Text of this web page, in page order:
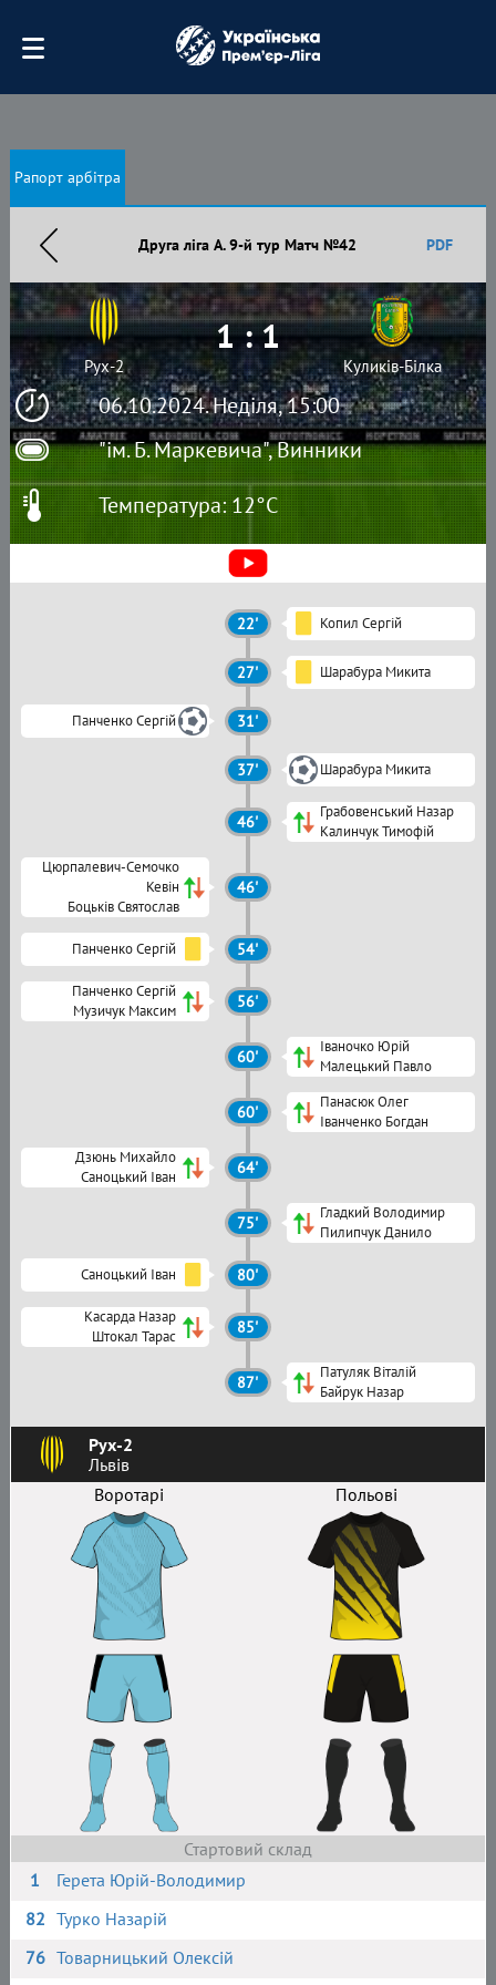
Рапорт арбітра
Друга ліга А. 9-й тур Матч №42 PDF
06.10.2024. Неділя, 15:00
"ім. Б. Маркевича", Винники
Рух-2
1 : 1
Куликів-Білка
Температура: 12°C
Рух-2
Львів
Воротарі
Польові
Стартовий склад
1
Герета Юрій-Володимир
82 Турко Назарій
76 Товарницький Олексій
22' Копил Сергій
27' Шарабура Микита
Панченко Сергій 31'
37' Шарабура Микита
46'
Грабовенський Назар
Калинчук Тимофій
Цюрпалевич-Семочко
Кевін
Боцьків Святослав
46'
Панченко Сергій 54'
Панченко Сергій
Музичук Максим
56'
60'
Іваночко Юрій
Малецький Павло
60'
Панасюк Олег
Іванченко Богдан
Дзюнь Михайло
Саноцький Іван
64'
75'
Гладкий Володимир
Пилипчук Данило
Саноцький Іван 80'
Касарда Назар
Штокал Тарас
85'
87'
Патуляк Віталій
Байрук Назар